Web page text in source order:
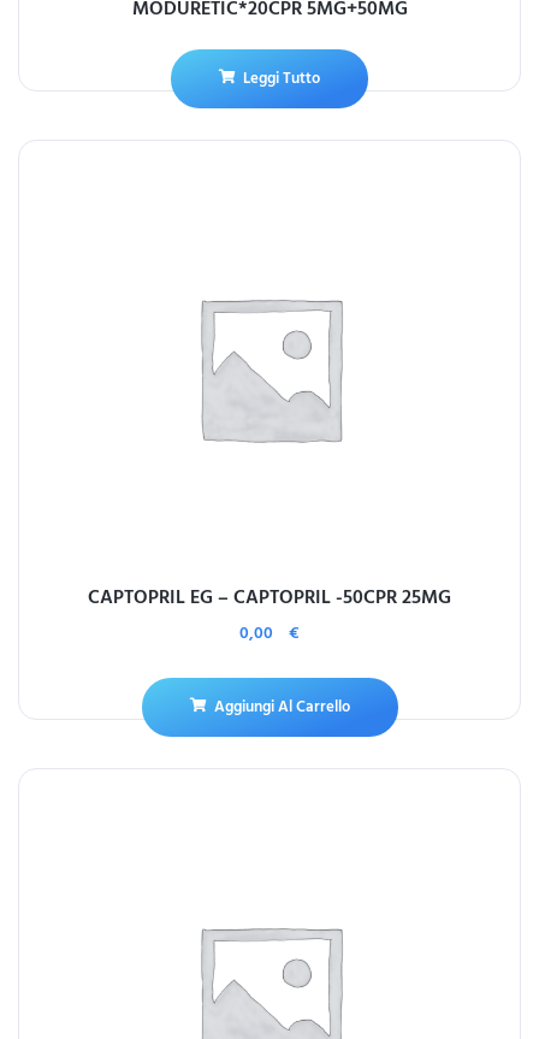
MODURETIC*20CPR 5MG+50MG
Leggi Tutto
CAPTOPRIL EG – CAPTOPRIL -50CPR 25MG
0,00 €
Aggiungi Al Carrello